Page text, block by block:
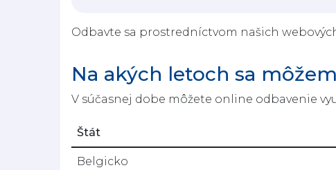
Odbavte sa prostredníctvom našich
Na akých letoch sa
V súčasnej dobe môžete online odbavenie
Štát
Belgicko